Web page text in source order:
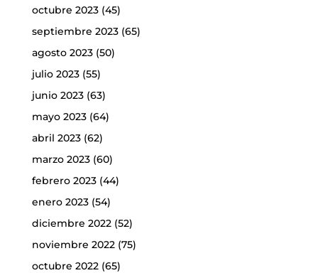
octubre 2023(45)
septiembre 2023(65)
agosto 2023(50)
julio 2023(55)
junio 2023(63)
mayo 2023(64)
abril 2023(62)
marzo 2023(60)
febrero 2023(44)
enero 2023(54)
diciembre 2022(52)
noviembre 2022(75)
octubre 2022(65)